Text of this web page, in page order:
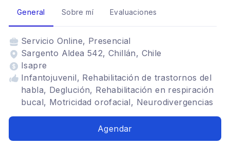
General Sobre mí Evaluaciones
Servicio Online, Presencial
Sargento Aldea 542, Chillán, Chile
Isapre
Infantojuvenil, Rehabilitación de trastornos del
habla, Deglución, Rehabilitación en respiración
bucal, Motricidad orofacial, Neurodivergencias
Agendar